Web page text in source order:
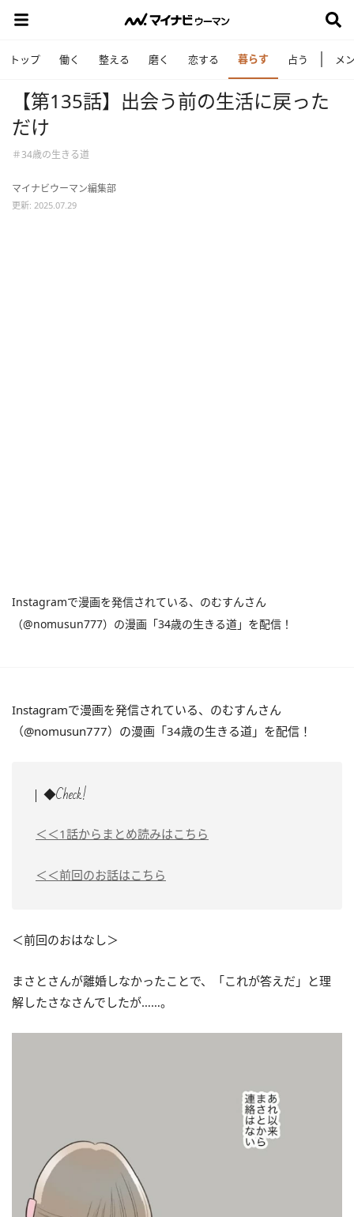
トップ 働く 整える 磨く 恋する 暮らす 占う メ
【第135話】出会う前の生活に戻った
だけ
＃34歳の生きる道
マイナビウーマン編集部
更新: 2025.07.29
Instagramで漫画を発信されている、のむすんさん
（@nomusun777）の漫画「34歳の生きる道」を配信！
Instagramで漫画を発信されている、のむすんさん
（@nomusun777）の漫画「34歳の生きる道」を配信！
◆Check!
＜＜1話からまとめ読みはこちら
＜＜前回のお話はこちら
＜前回のおはなし＞
まさとさんが離婚しなかったことで、「これが答えだ」と理
解したさなさんでしたが……。